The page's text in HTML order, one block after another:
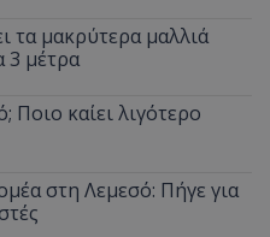
τα μακρύτερα μαλλιά
3 μέτρα
Ποιο καίει λιγότερο
στη Λεμεσό: Πήγε για